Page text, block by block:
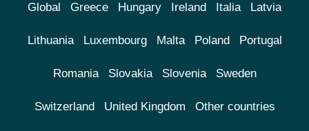
Global Greece Hungary Ireland Italia Latvia
Lithuania Luxembourg Malta Poland Portugal
Romania Slovakia Slovenia Sweden
Switzerland United Kingdom Other countries